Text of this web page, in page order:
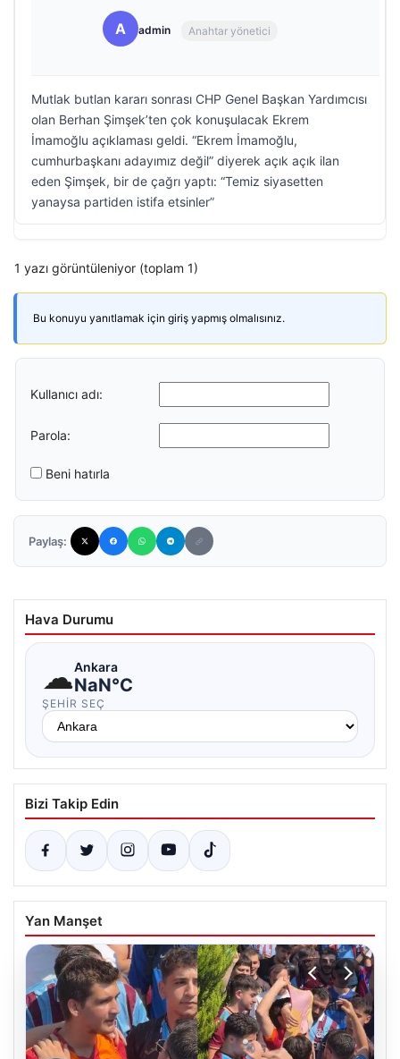
A admin Anahtar yönetici
Mutlak butlan kararı sonrası CHP Genel Başkan Yardımcısı
olan Berhan Şimşek’ten çok konuşulacak Ekrem
İmamoğlu açıklaması geldi. “Ekrem İmamoğlu,
cumhurbaşkanı adayımız değil” diyerek açık açık ilan
eden Şimşek, bir de çağrı yaptı: “Temiz siyasetten
yanaysa partiden istifa etsinler”
1 yazı görüntüleniyor (toplam 1)
Bu konuyu yanıtlamak için giriş yapmış olmalısınız.
Kullanıcı adı:
Parola:
Beni hatırla
Paylaş:
Hava Durumu
☁Ankara
NaN°C
ŞEHIR SEÇ
Bizi Takip Edin
Yan Manşet